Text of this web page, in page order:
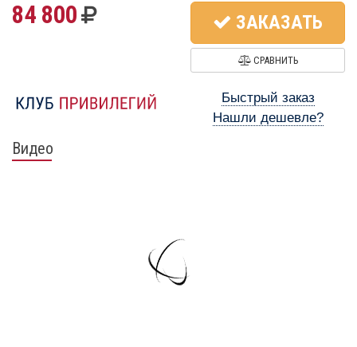
84 800 ЗАКАЗАТЬ
СРАВНИТЬ
Быстрый заказ
Нашли дешевле?
Видео